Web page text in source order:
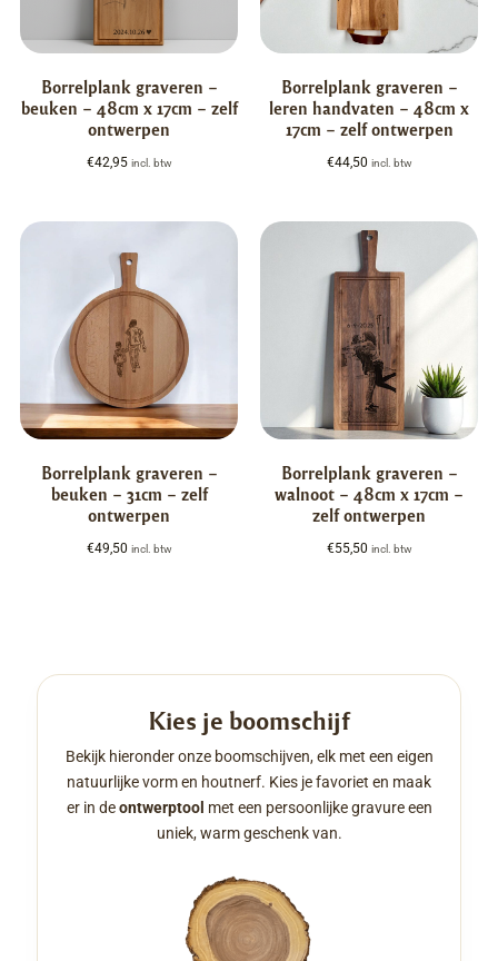
Borrelplank graveren –
beuken – 48cm x 17cm – zelf
ontwerpen
€42,95 incl. btw
Borrelplank graveren –
leren handvaten – 48cm x
17cm – zelf ontwerpen
€44,50 incl. btw
Borrelplank graveren –
beuken – 31cm – zelf
ontwerpen
€49,50 incl. btw
Borrelplank graveren –
walnoot – 48cm x 17cm –
zelf ontwerpen
€55,50 incl. btw
Kies je boomschijf
Bekijk hieronder onze boomschijven, elk met een eigen
natuurlijke vorm en houtnerf. Kies je favoriet en maak
er in deontwerptool met een persoonlijke gravure een
uniek, warm geschenk van.